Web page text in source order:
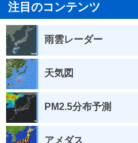
注目のコンテンツ
雨雲レーダー
天気図
PM2.5分布予測
アメダス